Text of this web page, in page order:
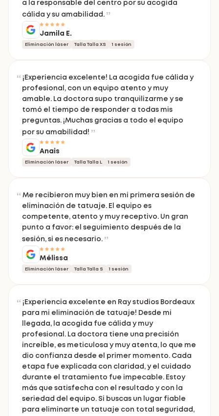
a la responsable del centro por su acogida
cálida y su amabilidad.
Jamila E.
Eliminación láser Talla Talla XS 1 sesión
¡Experiencia excelente! La acogida fue cálida y
profesional, con un equipo atento y muy
amable. La doctora supo tranquilizarme y se
tomó el tiempo de responder a todas mis
preguntas. ¡Muchas gracias a todo el equipo
por su amabilidad!
Anais
Eliminación láser Talla Talla L 1 sesión
Me recibieron muy bien en mi primera sesión de
eliminación de tatuaje. El equipo es
competente, atento y muy receptivo. Un gran
punto a favor: el seguimiento después de la
sesión, si es necesario.
Mélissa
Eliminación láser Talla Talla S 1 sesión
¡Experiencia excelente en Ray studios Bordeaux
para mi eliminación de tatuaje! Desde mi
llegada, la acogida fue cálida y muy
profesional. La doctora tiene una precisión
increíble, es meticulosa y muy atenta, lo que me
dio confianza desde el primer momento. Cada
etapa fue explicada con claridad, y el cuidado
durante el tratamiento fue impecable. Estoy
más que satisfecha con el resultado y con la
seriedad del equipo. Si buscas un lugar fiable
para eliminarte un tatuaje con total seguridad,